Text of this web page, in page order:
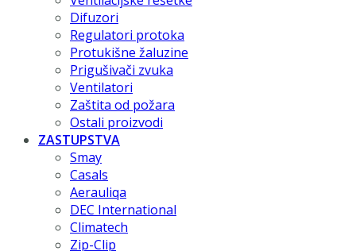
Difuzori
Regulatori protoka
Protukišne žaluzine
Prigušivači zvuka
Ventilatori
Zaštita od požara
Ostali proizvodi
ZASTUPSTVA
Smay
Casals
Aerauliqa
DEC International
Climatech
Zip-Clip